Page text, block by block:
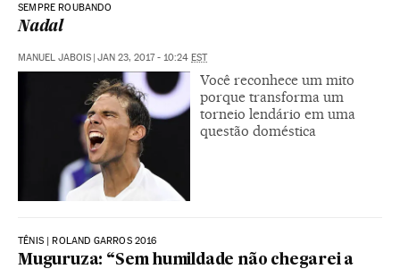
SEMPRE ROUBANDO
Nadal
MANUEL JABOIS | JAN 23, 2017 - 10:24 EST
Você reconhece um mito
porque transforma um
torneio lendário em uma
questão doméstica
TÊNIS | ROLAND GARROS 2016
Muguruza: “Sem humildade não chegarei a